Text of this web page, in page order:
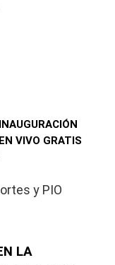
VIVO GRATIS
y PIO
LA